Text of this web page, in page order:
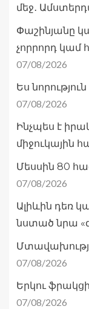
մեջ․
Փաշինյանը
չորրորդ կամ
07/08/2026
Ես
07/08/2026
Ինչպես է
միջուկային
Մեսսին 80
07/08/2026
Ալիևին դեռ
նստած նրա
07/08/2026
Երկու
07/08/2026